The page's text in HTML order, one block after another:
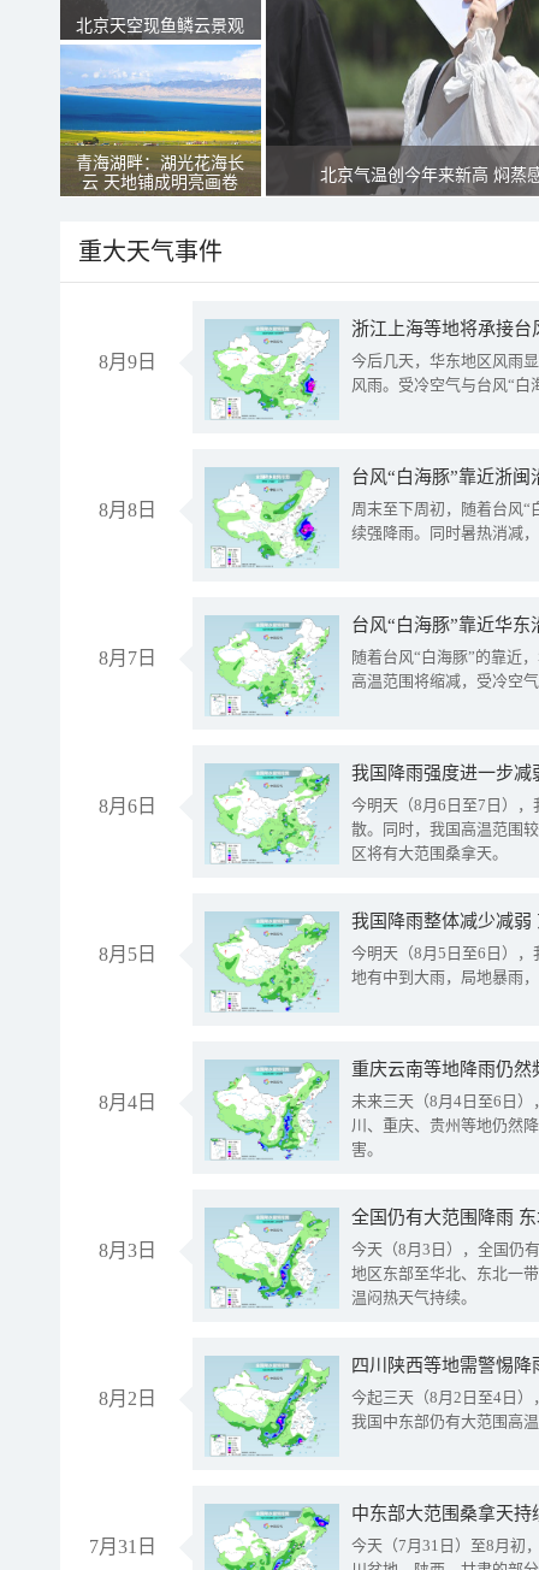
北京天空现鱼鳞云景观
青海湖畔：湖光花海长
云 天地铺成明亮画卷
北京气温创今年来新高 焖蒸
重大天气事件
8月9日
浙江上海等地将承接台
今后几天，华东地区风雨
风雨。受冷空气与台风“白
8月8日
台风“白海豚”靠近浙
周末至下周初，随着台风“
续强降雨。同时暑热消减
8月7日
台风“白海豚”靠近华
随着台风“白海豚”的靠近
高温范围将缩减，受冷空
8月6日
今明天（8月6日至7日）
散。同时，我国高温范围
区将有大范围桑拿天。
8月5日
我国降雨整体减少减弱
今明天（8月5日至6日）
地有中到大雨，局地暴雨
8月4日
重庆云南等地降雨仍然
未来三天（8月4日至6日
川、重庆、贵州等地仍然
害。
8月3日
全国仍有大范围降雨
今天（8月3日），全国仍
地区东部至华北、东北一
温闷热天气持续。
8月2日
今起三天（8月2日至4日
我国中东部仍有大范围高
7月31日
中东部大范围桑拿天
今天（7月31日）至8月初